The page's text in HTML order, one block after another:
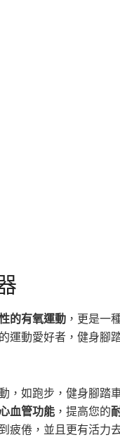
的有氧運動 ，更是一
運動愛好者，健身腳
，如跑步，健身腳踏
血管功能 ，提高您的
疲倦，並且更有活力